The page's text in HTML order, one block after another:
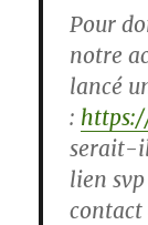
Pour
notre
lancé
:
serait-
lien svp
contact